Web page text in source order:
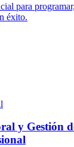
para
éxito.
y Gestión